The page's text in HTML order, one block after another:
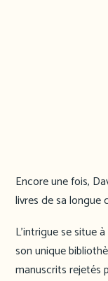
Encore une fois,
livres de sa longue
L’intrigue se situe
son unique
manuscrits rejetés